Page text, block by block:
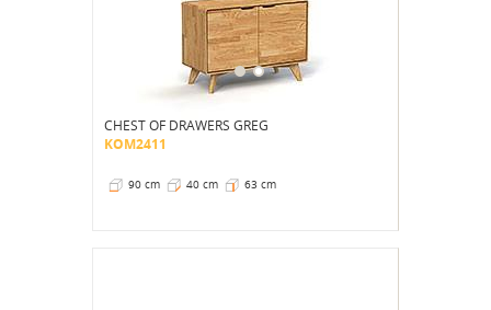
CHEST OF DRAWERS GREG
KOM2411
90 cm 40 cm 63 cm